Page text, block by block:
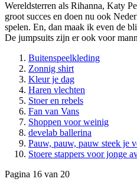
Wereldsterren als Rihanna, Katy
groot succes en doen nu ook
spelen. En, dan maak ik even de
De jumpsuits zijn er ook voor
Buitenspeelkleding
Zonnig shirt
Kleur je dag
Haren vlechten
Stoer en rebels
Fan van Vans
Shoppen voor weinig
develab ballerina
Pauw, pauw, pauw steek je
Stoere stappers voor jonge
Pagina 16 van 20